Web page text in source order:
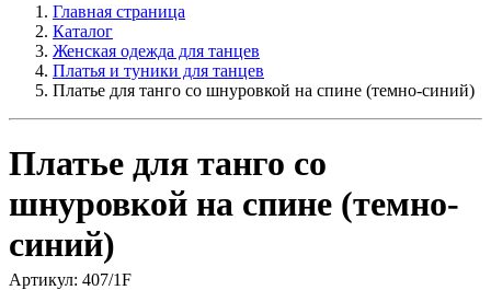
Главная страница
Каталог
Женская одежда для танцев
Платья и туники для танцев
Платье для танго со шнуровкой на спине (темно-синий)
Платье для танго со
шнуровкой на спине (темно-
синий)
Артикул: 407/1F